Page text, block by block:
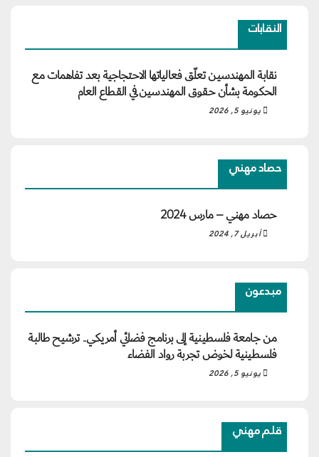
النقابات
نقابة المهندسين تعلّق فعالياتها الاحتجاجية بعد تفاهمات مع
الحكومة بشأن حقوق المهندسين في القطاع العام
يونيو 5, 2026
حصاد مهني
حصاد مهني – مارس 2024
أبريل 7, 2024
مبدعون
من جامعة فلسطينية إلى برنامج فضائي أمريكي.. ترشيح طالبة
فلسطينية لخوض تجربة رواد الفضاء
يونيو 5, 2026
قلم مهني